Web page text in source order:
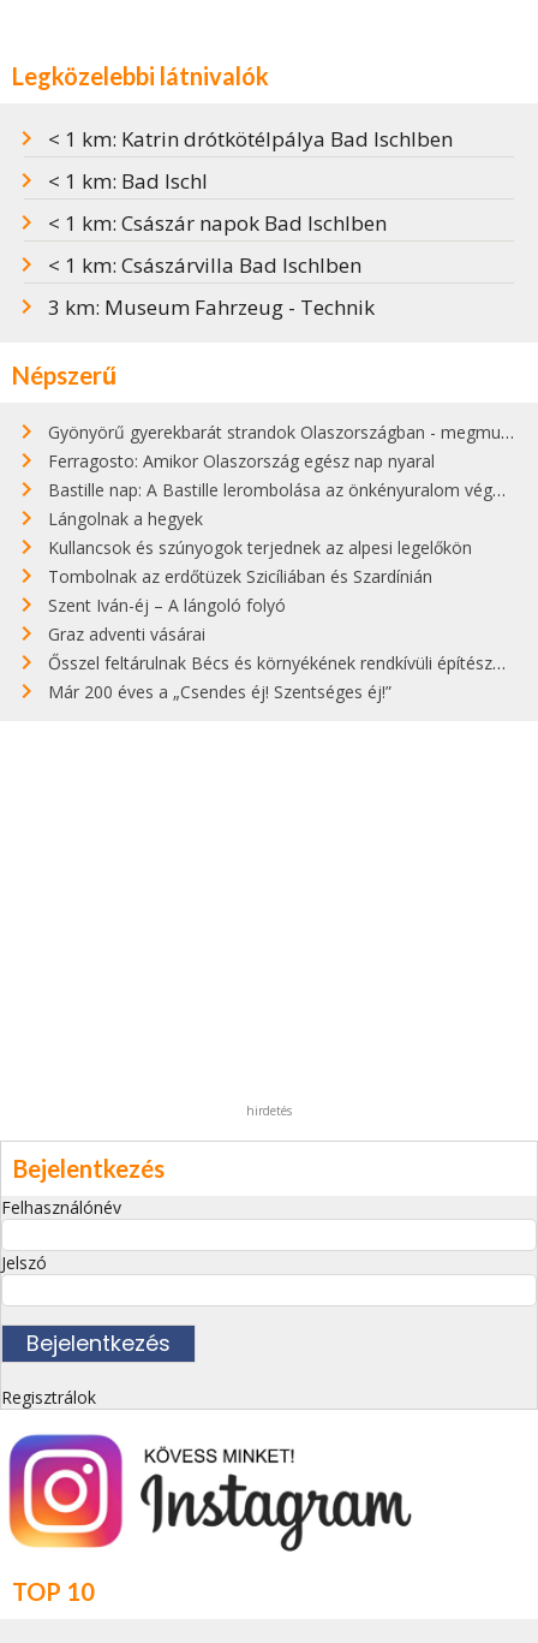
Legközelebbi látnivalók
< 1 km: Katrin drótkötélpálya Bad Ischlben
< 1 km: Bad Ischl
< 1 km: Császár napok Bad Ischlben
< 1 km: Császárvilla Bad Ischlben
3 km: Museum Fahrzeug - Technik
Népszerű
Gyönyörű gyerekbarát strandok Olaszországban - megmutatjuk a 15 legjobbat
Ferragosto: Amikor Olaszország egész nap nyaral
Bastille nap: A Bastille lerombolása az önkényuralom végét jelentette
Lángolnak a hegyek
Kullancsok és szúnyogok terjednek az alpesi legelőkön
Tombolnak az erdőtüzek Szicíliában és Szardínián
Szent Iván-éj – A lángoló folyó
Graz adventi vásárai
Ősszel feltárulnak Bécs és környékének rendkívüli építészeti kincsei
Már 200 éves a „Csendes éj! Szentséges éj!”
hirdetés
Bejelentkezés
Felhasználónév
Jelszó
Regisztrálok
TOP 10